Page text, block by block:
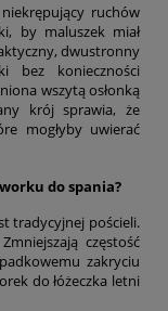
ruchów
by maluszek miał
dwustronny
bez konieczności
wszytą osłonką
krój sprawia, że
mogłyby uwierać
do spania?
tradycyjnej pościeli.
częstość
zakryciu
do łóżeczka letni